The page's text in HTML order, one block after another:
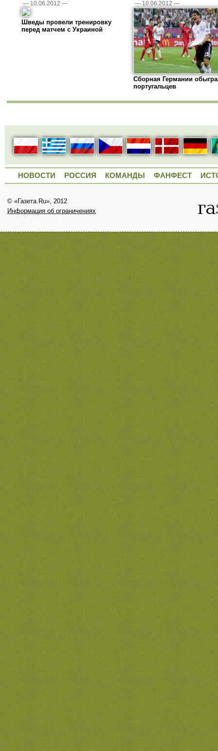
— 10.06.2012 —
Шведы провели тренировку
перед матчем с Украиной
— 10.06.2012 —
Сборная Германии
португальцев
НОВОСТИ РОССИЯ КОМАНДЫ ФАНФЕСТ
© «Газета.Ru», 2012
Информация об ограничениях